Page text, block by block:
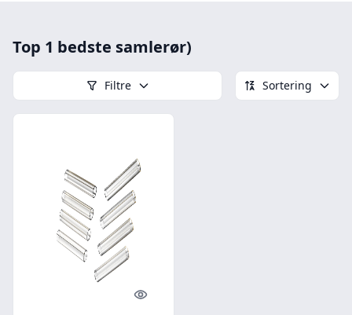
Top 1 bedste samlerør)
Filtre Sortering
Quick look